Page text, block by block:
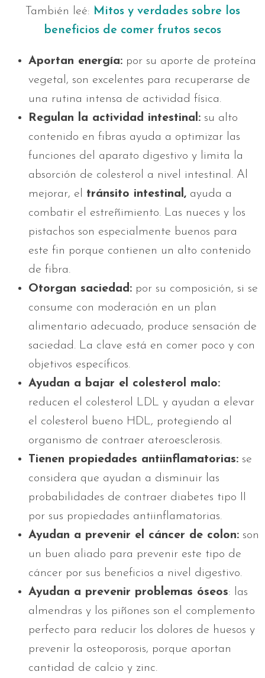
También leé: Mitos y verdades sobre los
beneficios de comer frutos secos
Aportan energía: por su aporte de proteína
vegetal, son excelentes para recuperarse de
una rutina intensa de actividad física.
Regulan la actividad intestinal: su alto
contenido en fibras ayuda a optimizar las
funciones del aparato digestivo y limita la
absorción de colesterol a nivel intestinal. Al
mejorar, el tránsito intestinal, ayuda a
combatir el estreñimiento. Las nueces y los
pistachos son especialmente buenos para
este fin porque contienen un alto contenido
de fibra.
Otorgan saciedad: por su composición, si se
consume con moderación en un plan
alimentario adecuado, produce sensación de
saciedad. La clave está en comer poco y con
objetivos específicos.
Ayudan a bajar el colesterol malo:
reducen el colesterol LDL y ayudan a elevar
el colesterol bueno HDL, protegiendo al
organismo de contraer ateroesclerosis.
Tienen propiedades antiinflamatorias: se
considera que ayudan a disminuir las
probabilidades de contraer diabetes tipo II
por sus propiedades antiinflamatorias.
Ayudan a prevenir el cáncer de colon: son
un buen aliado para prevenir este tipo de
cáncer por sus beneficios a nivel digestivo.
Ayudan a prevenir problemas óseos: las
almendras y los piñones son el complemento
perfecto para reducir los dolores de huesos y
prevenir la osteoporosis, porque aportan
cantidad de calcio y zinc.